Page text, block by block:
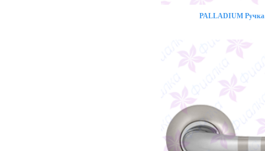
PALLADIUM Ручка